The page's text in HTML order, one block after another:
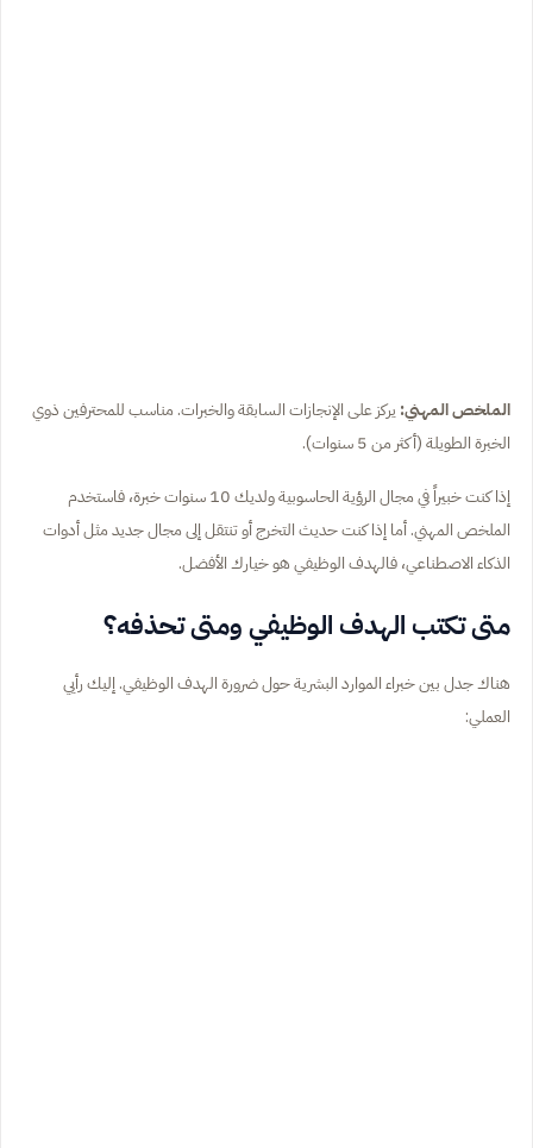
الملخص المهني: يركز على الإنجازات السابقة والخبرات. مناسب للمحترفين ذوي
الخبرة الطويلة (أكثر من 5 سنوات).
إذا كنت خبيراً في مجال الرؤية الحاسوبية ولديك 10 سنوات خبرة، فاستخدم
الملخص المهني. أما إذا كنت حديث التخرج أو تنتقل إلى مجال جديد مثل أدوات
الذكاء الاصطناعي، فالهدف الوظيفي هو خيارك الأفضل.
متى تكتب الهدف الوظيفي ومتى تحذفه؟
هناك جدل بين خبراء الموارد البشرية حول ضرورة الهدف الوظيفي. إليك رأيي
العملي: